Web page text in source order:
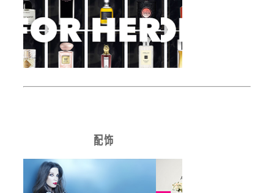
配 饰